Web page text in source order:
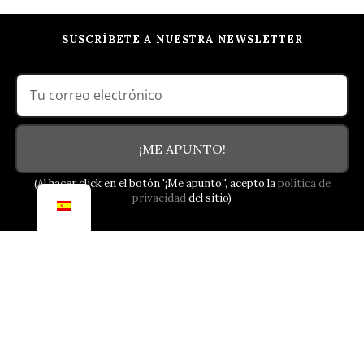
SUSCRÍBETE A NUESTRA NEWSLETTER
¡ME APUNTO!
(Al hacer click en el botón '¡Me apunto!', acepto lapolítica de
privacidaddel sitio)